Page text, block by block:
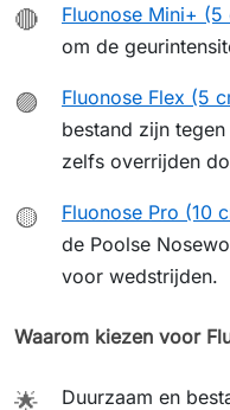
🔴 Fluonose Mini+ (5
om de
🟣 Fluonose Flex (5
bestand zijn
zelfs overrijden
🟡 Fluonose Pro (10
de Poolse
voor wedstrijden.
Waarom kiezen voor
🌟 Duurzaam en